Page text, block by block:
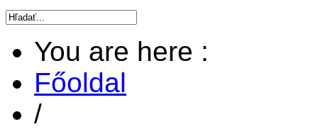
You are here :
Főoldal
/